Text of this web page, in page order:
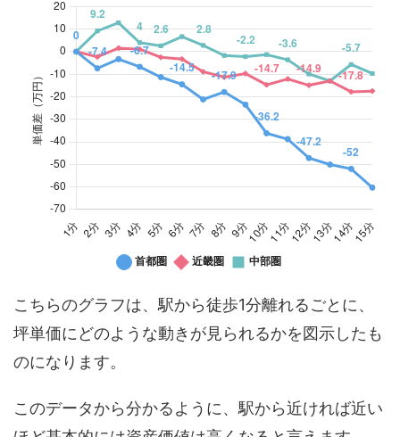
こちらのグラフは、駅から徒歩1分離れるごとに、
坪単価にどのような動きが見られるかを図示したも
のになります。
このデータから分かるように、駅から近ければ近い